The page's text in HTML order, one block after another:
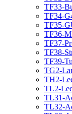
TF33-
TF34-
TF35-
TF36-
TF37-
TF38-
TF39-
TG2-
TH2-
TL2-
TL31-
TL32-